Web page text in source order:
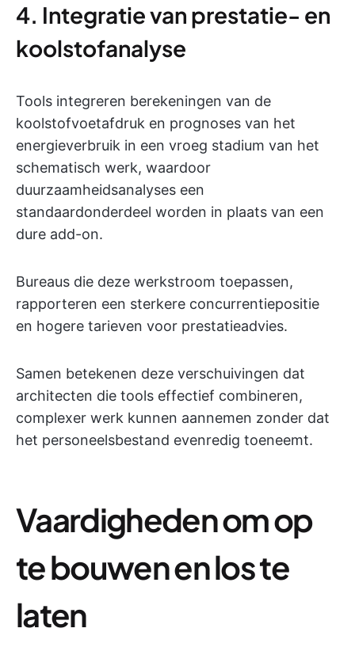
4. Integratie van prestatie- en
koolstofanalyse
Tools integreren berekeningen van de
koolstofvoetafdruk en prognoses van het
energieverbruik in een vroeg stadium van het
schematisch werk, waardoor
duurzaamheidsanalyses een
standaardonderdeel worden in plaats van een
dure add-on.
Bureaus die deze werkstroom toepassen,
rapporteren een sterkere concurrentiepositie
en hogere tarieven voor prestatieadvies.
Samen betekenen deze verschuivingen dat
architecten die tools effectief combineren,
complexer werk kunnen aannemen zonder dat
het personeelsbestand evenredig toeneemt.
Vaardigheden om op
te bouwen en los te
laten